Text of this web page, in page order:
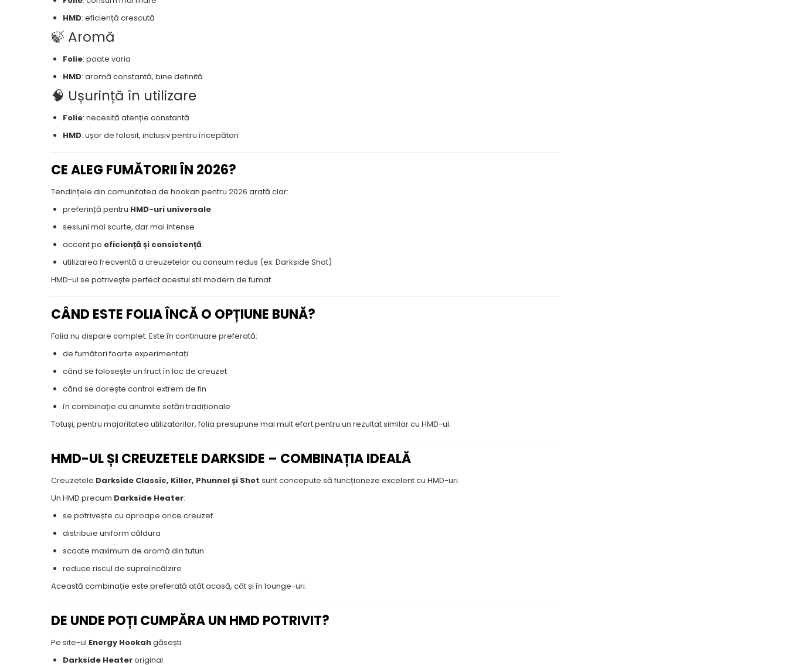
HMD: eficiență crescută
🍃 Aromă
Folie: poate varia
HMD: aromă constantă, bine definită
🧠 Ușurință în utilizare
Folie: necesită atenție constantă
HMD: ușor de folosit, inclusiv pentru începători
CE ALEG FUMĂTORII ÎN 2026?
Tendințele din comunitatea de hookah pentru 2026 arată clar:
preferință pentru HMD-uri universale
sesiuni mai scurte, dar mai intense
accent pe eficiență și consistență
utilizarea frecventă a creuzetelor cu consum redus (ex: Darkside Shot)
HMD-ul se potrivește perfect acestui stil modern de fumat.
CÂND ESTE FOLIA ÎNCĂ O OPȚIUNE BUNĂ?
Folia nu dispare complet. Este în continuare preferată:
de fumători foarte experimentați
când se folosește un fruct în loc de creuzet
când se dorește control extrem de fin
în combinație cu anumite setări tradiționale
Totuși, pentru majoritatea utilizatorilor, folia presupune mai mult efort pentru un rezultat similar cu HMD-ul.
HMD-UL ȘI CREUZETELE DARKSIDE – COMBINAȚIA IDEALĂ
Creuzetele Darkside Classic, Killer, Phunnel și Shot sunt concepute să funcționeze excelent cu HMD-uri.
Un HMD precum Darkside Heater:
se potrivește cu aproape orice creuzet
distribuie uniform căldura
scoate maximum de aromă din tutun
reduce riscul de supraîncălzire
Această combinație este preferată atât acasă, cât și în lounge-uri.
DE UNDE POȚI CUMPĂRA UN HMD POTRIVIT?
Pe site-ul Energy Hookahgăsești:
Darkside Heateroriginal